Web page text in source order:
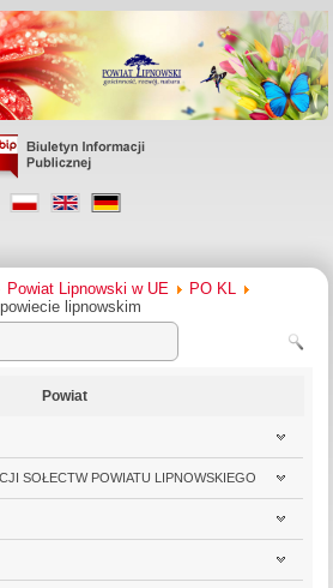
Powiat Lipnowski w UE
PO KL
lipnowskim
Powiat
SOŁECTW POWIATU LIPNOWSKIEGO